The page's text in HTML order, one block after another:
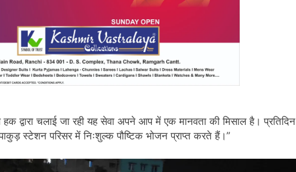
द्वारा चलाई जा रही यह सेवा अपने आप में एक मानवता की मिसाल है। प्रतिदिन
स्टेशन परिसर में निःशुल्क पौष्टिक भोजन प्राप्त करते हैं।”